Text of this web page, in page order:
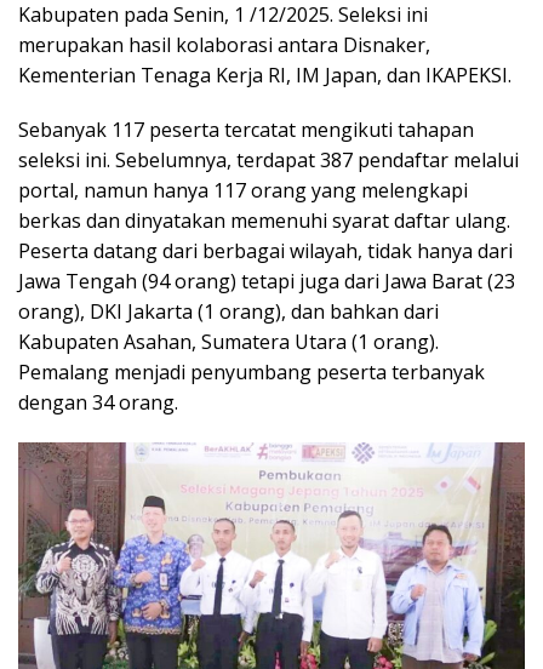
Kabupaten pada Senin, 1 /12/2025. Seleksi ini
merupakan hasil kolaborasi antara Disnaker,
Kementerian Tenaga Kerja RI, IM Japan, dan IKAPEKSI.
Sebanyak 117 peserta tercatat mengikuti tahapan
seleksi ini. Sebelumnya, terdapat 387 pendaftar melalui
portal, namun hanya 117 orang yang melengkapi
berkas dan dinyatakan memenuhi syarat daftar ulang.
Peserta datang dari berbagai wilayah, tidak hanya dari
Jawa Tengah (94 orang) tetapi juga dari Jawa Barat (23
orang), DKI Jakarta (1 orang), dan bahkan dari
Kabupaten Asahan, Sumatera Utara (1 orang).
Pemalang menjadi penyumbang peserta terbanyak
dengan 34 orang.